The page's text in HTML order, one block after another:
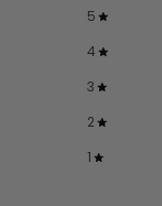
5
4
3
2
1